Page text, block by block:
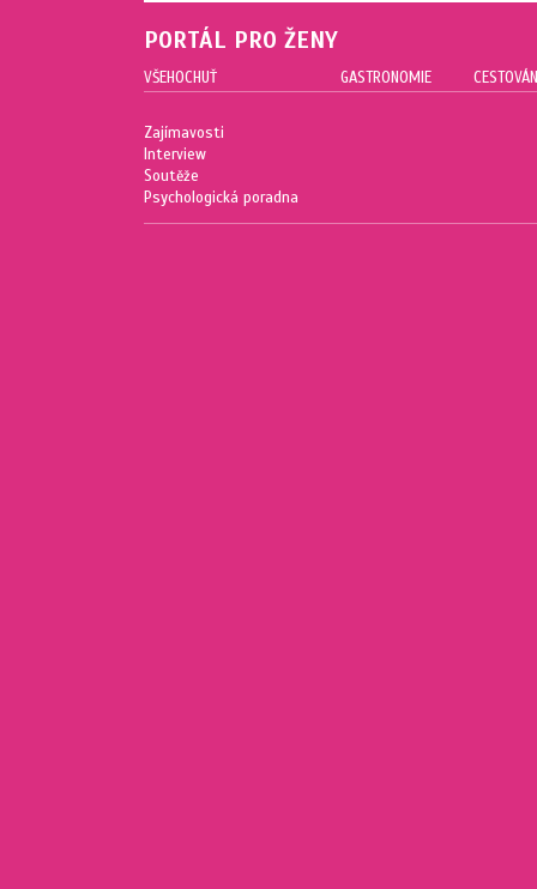
PORTÁL PRO ŽENY
VŠEHOCHUŤ
Zajímavosti
Interview
Soutěže
Psychologická poradna
GASTRONOMIE